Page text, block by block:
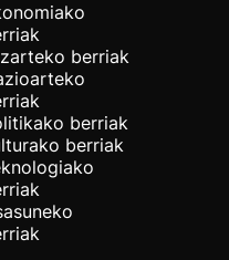
berriak
berriak
berriak